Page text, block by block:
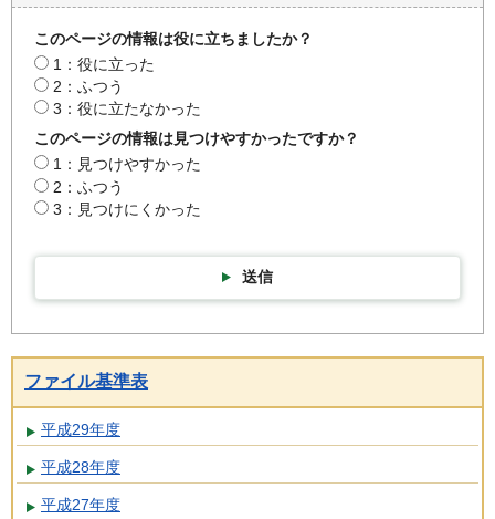
このページの情報は役に立ちましたか？
1：役に立った
2：ふつう
3：役に立たなかった
このページの情報は見つけやすかったですか？
1：見つけやすかった
2：ふつう
3：見つけにくかった
送信
ファイル基準表
平成29年度
平成28年度
平成27年度